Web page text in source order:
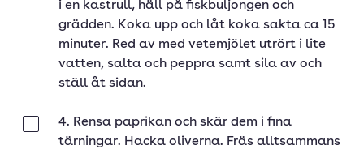
i en kastrull, häll på fiskbuljongen och
grädden. Koka upp och låt koka sakta ca 15
minuter. Red av med vetemjölet utrört i lite
vatten, salta och peppra samt sila av och
ställ åt sidan.
4. Rensa paprikan och skär dem i fina
tärningar. Hacka oliverna. Fräs alltsammans